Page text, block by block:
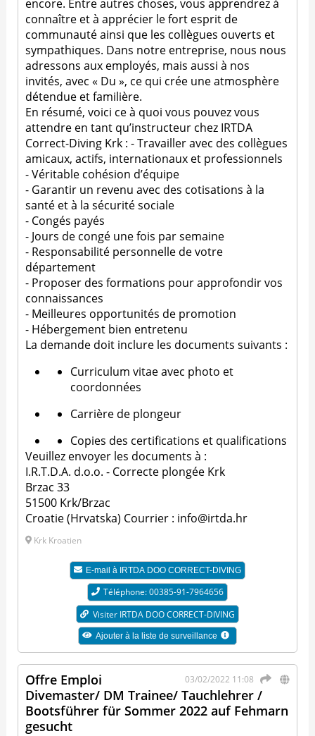
encore. Entre autres choses, vous apprendrez à
connaître et à apprécier le fort esprit de
communauté ainsi que les collègues ouverts et
sympathiques. Dans notre entreprise, nous nous
adressons aux employés, mais aussi à nos
invités, avec « Du », ce qui crée une atmosphère
détendue et familière.
En résumé, voici ce à quoi vous pouvez vous
attendre en tant qu’instructeur chez IRTDA
Correct-Diving Krk : - Travailler avec des collègues
amicaux, actifs, internationaux et professionnels
- Véritable cohésion d’équipe
- Garantir un revenu avec des cotisations à la
santé et à la sécurité sociale
- Congés payés
- Jours de congé une fois par semaine
- Responsabilité personnelle de votre
département
- Proposer des formations pour approfondir vos
connaissances
- Meilleures opportunités de promotion
- Hébergement bien entretenu
La demande doit inclure les documents suivants :
Curriculum vitae avec photo et
coordonnées
Carrière de plongeur
Copies des certifications et qualifications
Veuillez envoyer les documents à :
I.R.T.D.A. d.o.o. - Correcte plongée Krk
Brzac 33
51500 Krk/Brzac
Croatie (Hrvatska) Courrier : info@irtda.hr
Krk Kroatien
E-mail à IRTDA DOO CORRECT-DIVING
Téléphone: 00385-91-7964656
Visiter IRTDA DOO CORRECT-DIVING
Ajouter à la liste de surveillance
03/02/2022 11:08
Offre Emploi
Divemaster/ DM Trainee/ Tauchlehrer /
Bootsführer für Sommer 2022 auf Fehmarn
gesucht